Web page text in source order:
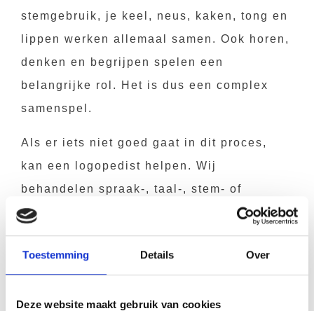
Toestemming Details Over
Deze website maakt gebruik van cookies
stemgebruik, je keel, neus, kaken, tong en
lippen werken allemaal samen. Ook horen,
denken en begrijpen spelen een
belangrijke rol. Het is dus een complex
samenspel.
Als er iets niet goed gaat in dit proces,
kan een logopedist helpen. Wij
behandelen spraak-, taal-, stem- of
slikproblemen, vaak in samenwerking met
een huisarts, specialist of tandarts.